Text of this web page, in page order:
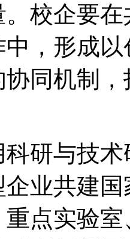
校企要
，形成
同机制
研与技
业共建
点实验